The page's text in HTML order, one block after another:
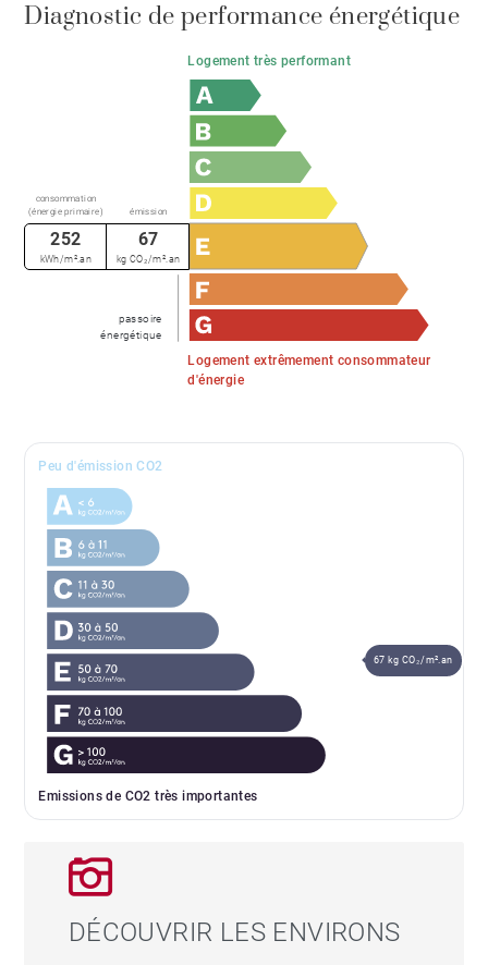
Diagnostic de performance énergétique
Logement très performant
Logement extrêmement consommateur
d'énergie
passoire
énergétique
consommation
(énergie primaire)
émission
252
kWh/m².an
67
kg CO₂/m².an
Peu d'émission CO2
Emissions de CO2 très importantes
67 kg CO₂/m².an
DÉCOUVRIR LES ENVIRONS